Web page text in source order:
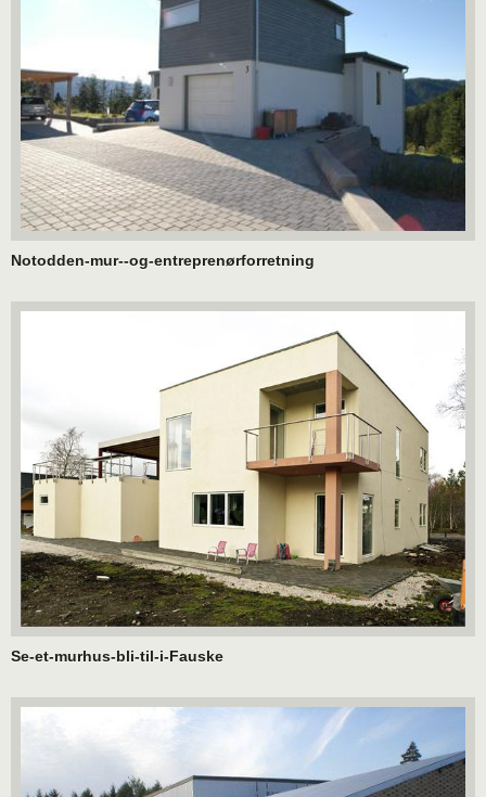
Notodden-mur--og-entreprenørforretning
Se-et-murhus-bli-til-i-Fauske